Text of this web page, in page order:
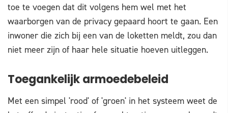
toe te voegen dat dit volgens hem wel met het
waarborgen van de privacy gepaard hoort te gaan. Een
inwoner die zich bij een van de loketten meldt, zou dan
niet meer zijn of haar hele situatie hoeven uitleggen.
Toegankelijk armoedebeleid
Met een simpel 'rood' of 'groen' in het systeem weet de